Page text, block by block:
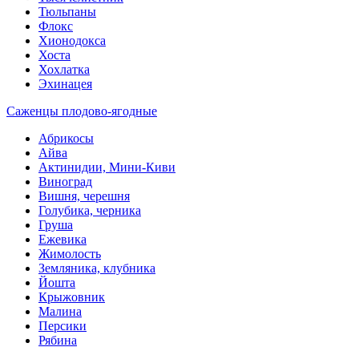
Тюльпаны
Флокс
Хионодокса
Хоста
Хохлатка
Эхинацея
Саженцы плодово-ягодные
Абрикосы
Айва
Актинидии, Мини-Киви
Виноград
Вишня, черешня
Голубика, черника
Груша
Ежевика
Жимолость
Земляника, клубника
Йошта
Крыжовник
Малина
Персики
Рябина